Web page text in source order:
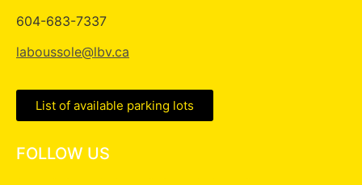
604-683-7337
laboussole@lbv.ca
List of available parking lots
FOLLOW US